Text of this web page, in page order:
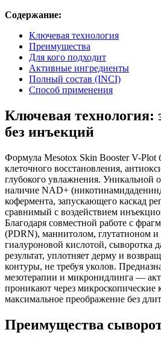
Содержание:
Ключевая технология
Преимущества
Для кого подходит
Активные ингредиенты
Полный состав (INCI)
Способ применения
Ключевая технология:
без инъекций
Формула Mesotox Skin Booster V-Plot
клеточного восстановления,
глубокого увлажнения. Уникальной
наличие NAD+
кофермента, запускающего каскад
сравнимый с воздействием
Благодаря совместной работе с
(PDRN), маннитолом, глутатионом и
гиалуроновой кислотой, сыворотка
результат, уплотняет дерму и
контуры, не требуя уколов.
мезотерапии и микронидлинга —
проникают через микроскопические
максимальное преображение без
Преимущества